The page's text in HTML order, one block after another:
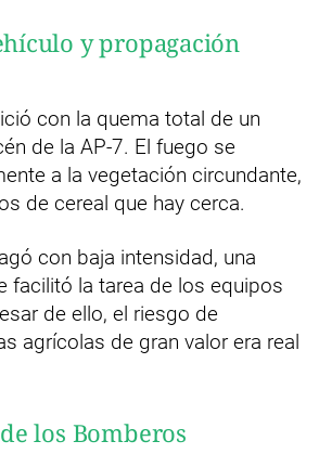
y propagación
con la quema total de un
de la AP-7. El fuego se
a la vegetación circundante,
de cereal que hay cerca.
con baja intensidad, una
facilitó la tarea de los equipos
de ello, el riesgo de
agrícolas de gran valor era real
los Bomberos